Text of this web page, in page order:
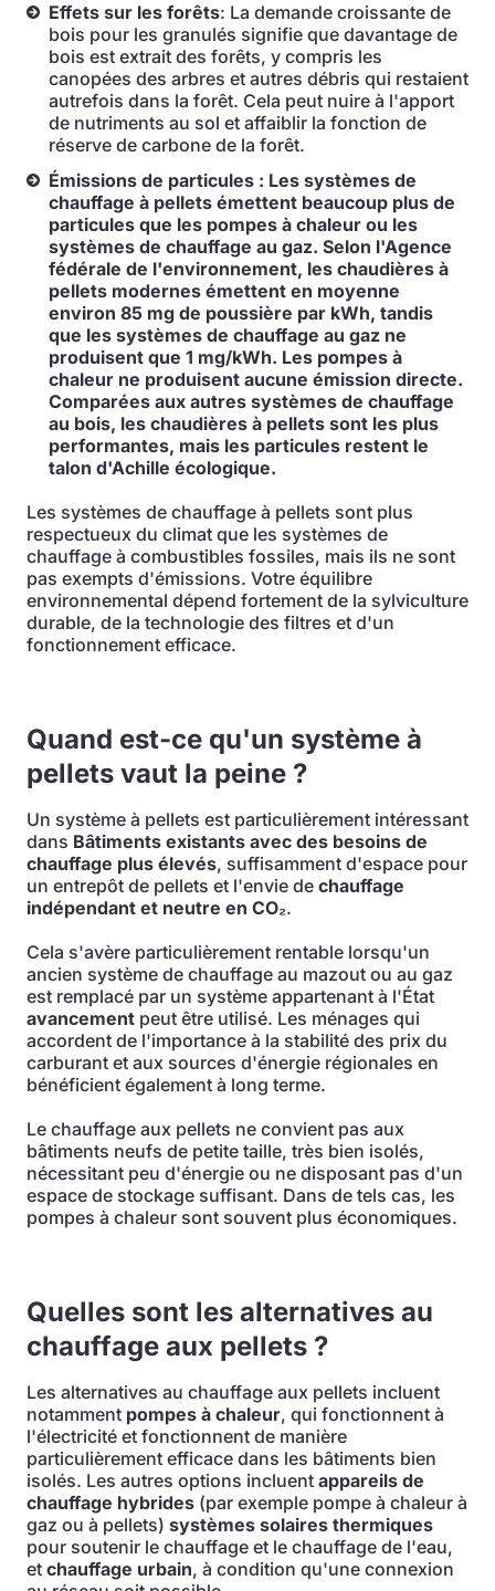
Effets sur les forêts: La demande croissante de
bois pour les granulés signifie que davantage de
bois est extrait des forêts, y compris les
canopées des arbres et autres débris qui restaient
autrefois dans la forêt. Cela peut nuire à l'apport
de nutriments au sol et affaiblir la fonction de
réserve de carbone de la forêt.
Émissions de particules : Les systèmes de
chauffage à pellets émettent beaucoup plus de
particules que les pompes à chaleur ou les
systèmes de chauffage au gaz. Selon l'Agence
fédérale de l'environnement, les chaudières à
pellets modernes émettent en moyenne
environ 85 mg de poussière par kWh, tandis
que les systèmes de chauffage au gaz ne
produisent que 1 mg/kWh. Les pompes à
chaleur ne produisent aucune émission directe.
Comparées aux autres systèmes de chauffage
au bois, les chaudières à pellets sont les plus
performantes, mais les particules restent le
talon d'Achille écologique.
Les systèmes de chauffage à pellets sont plus
respectueux du climat que les systèmes de
chauffage à combustibles fossiles, mais ils ne sont
pas exempts d'émissions. Votre équilibre
environnemental dépend fortement de la sylviculture
durable, de la technologie des filtres et d'un
fonctionnement efficace.
Quand est-ce qu'un système à
pellets vaut la peine ?
Un système à pellets est particulièrement intéressant
dans Bâtiments existants avec des besoins de
chauffage plus élevés, suffisamment d'espace pour
un entrepôt de pellets et l'envie de chauffage
indépendant et neutre en CO₂.
Cela s'avère particulièrement rentable lorsqu'un
ancien système de chauffage au mazout ou au gaz
est remplacé par un système appartenant à l'État
avancement peut être utilisé. Les ménages qui
accordent de l'importance à la stabilité des prix du
carburant et aux sources d'énergie régionales en
bénéficient également à long terme.
Le chauffage aux pellets ne convient pas aux
bâtiments neufs de petite taille, très bien isolés,
nécessitant peu d'énergie ou ne disposant pas d'un
espace de stockage suffisant. Dans de tels cas, les
pompes à chaleur sont souvent plus économiques.
Quelles sont les alternatives au
chauffage aux pellets ?
Les alternatives au chauffage aux pellets incluent
notamment pompes à chaleur, qui fonctionnent à
l'électricité et fonctionnent de manière
particulièrement efficace dans les bâtiments bien
isolés. Les autres options incluent appareils de
chauffage hybrides (par exemple pompe à chaleur à
gaz ou à pellets) systèmes solaires thermiques
pour soutenir le chauffage et le chauffage de l'eau,
et chauffage urbain, à condition qu'une connexion